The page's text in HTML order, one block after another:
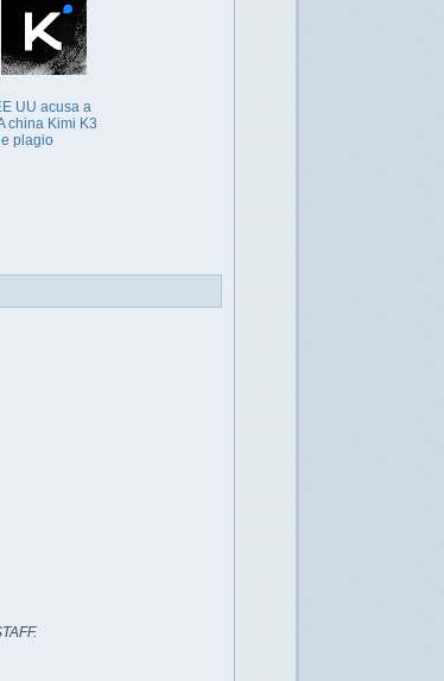
UU acusa a
china Kimi K3
plagio